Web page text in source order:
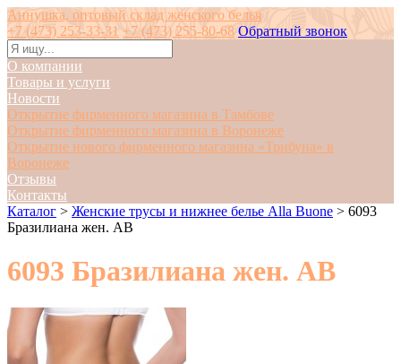
Аннушка, оптовый склад женского белья
+7 (473) 253-33-31 +7 (473) 255-80-68 Обратный звонок
О компании
Товары и услуги
Новости
Открытие фирменного магазина в Тамбове
Открытие фирменного магазина в Воронеже
Открытие нового фирменного магазина «Трибуна» в
Воронеже
Отзывы
Контакты
Каталог > Женские трусы и нижнее белье Alla Buone > 6093
Бразилиана жен. АВ
6093 Бразилиана жен. АВ